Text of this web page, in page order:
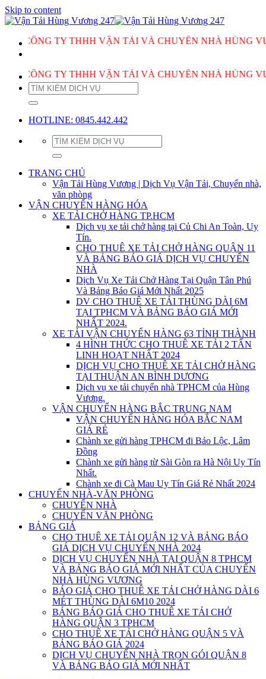
Skip to content
TY THHH VẬN TẢI VÀ CHUYỂN NHÀ HÙNG VƯƠNG
TY THHH VẬN TẢI VÀ CHUYỂN NHÀ HÙNG VƯƠNG
HOTLINE: 0845.442.442
TRANG CHỦ
Vận Tải Hùng Vương | Dịch Vụ Vận Tải, Chuyển nhà,
văn phòng
VẬN CHUYỂN HÀNG HÓA
XE TẢI CHỞ HÀNG TP.HCM
Dịch vụ xe tải chở hàng tại Củ Chi An Toàn, Uy
Tín.
CHO THUÊ XE TẢI CHỞ HÀNG QUẬN 11
VÀ BẢNG BÁO GIÁ DỊCH VỤ CHUYỂN
NHÀ
Dịch Vụ Xe Tải Chở Hàng Tại Quận Tân Phú
Và Bảng Báo Giá Mới Nhất 2025
DV CHO THUÊ XE TẢI THÙNG DÀI 6M
TẠI TPHCM VÀ BẢNG BÁO GIÁ MỚI
NHẤT 2024.
XE TẢI VẬN CHUYỂN HÀNG 63 TỈNH THÀNH
4 HÌNH THỨC CHO THUÊ XE TẢI 2 TẤN
LINH HOẠT NHẤT 2024
DỊCH VỤ CHO THUÊ XE TẢI CHỞ HÀNG
TẠI THUẬN AN BÌNH DƯƠNG
Dịch vụ xe tải chuyển nhà TPHCM của Hùng
Vương.
VẬN CHUYỂN HÀNG BẮC TRUNG NAM
VẬN CHUYỂN HÀNG HÓA BẮC NAM
GIÁ RẺ
Chành xe gửi hàng TPHCM đi Bảo Lộc, Lâm
Đồng
Chành xe gửi hàng từ Sài Gòn ra Hà Nội Uy Tín
Nhất.
Chành xe đi Cà Mau Uy Tín Giá Rẻ Nhất 2024
CHUYỂN NHÀ-VĂN PHÒNG
CHUYỂN NHÀ
CHUYỂN VĂN PHÒNG
BẢNG GIÁ
CHO THUÊ XE TẢI QUẬN 12 VÀ BẢNG BÁO
GIÁ DỊCH VỤ CHUYỂN NHÀ 2024
DỊCH VỤ CHUYỂN NHÀ TẠI QUẬN 8 TPHCM
VÀ BẢNG BÁO GIÁ MỚI NHẤT CỦA CHUYỂN
NHÀ HÙNG VƯƠNG
BÁO GIÁ CHO THUÊ XE TẢI CHỞ HÀNG DÀI 6
MÉT THÙNG DÀI 6M10 2024
BẢNG BÁO GIÁ CHO THUÊ XE TẢI CHỞ
HÀNG QUẬN 3 TPHCM
CHO THUÊ XE TẢI CHỞ HÀNG QUẬN 5 VÀ
BẢNG BÁO GIÁ 2024
DỊCH VỤ CHUYỂN NHÀ TRỌN GÓI QUẬN 8
VÀ BẢNG BÁO GIÁ MỚI NHẤT